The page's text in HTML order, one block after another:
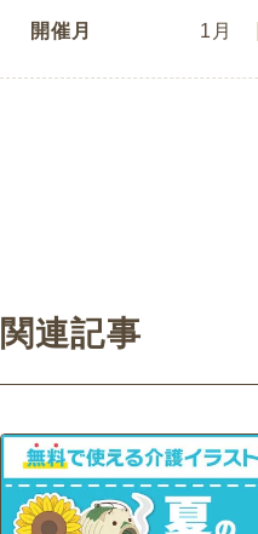
開催月 1月
関連記事